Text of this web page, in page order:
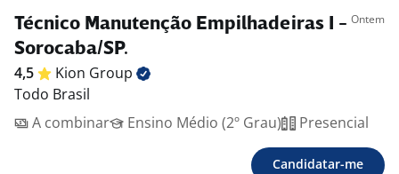
Técnico Manutenção Empilhadeiras I -
Sorocaba/SP.
Ontem
4,5 Kion Group
Todo Brasil
A combinar
Ensino Médio (2º Grau) Presencial
Candidatar-me